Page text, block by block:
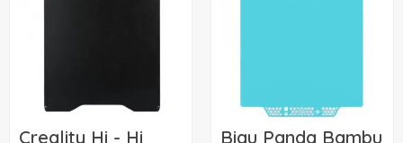
Creality Hi - Hi Biqu Panda Bambu